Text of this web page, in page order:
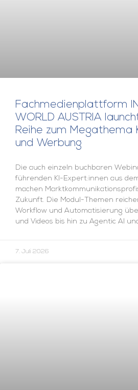
Fachmedienplattform
WORLD AUSTRIA
Reihe zum Megathema
und Werbung
Die auch einzeln buchbaren
führenden KI-Expert:innen aus
machen
Zukunft. Die Modul-Themen
Workflow und Automatisierung
und Videos bis hin zu Agentic AI
7. Juli 2026